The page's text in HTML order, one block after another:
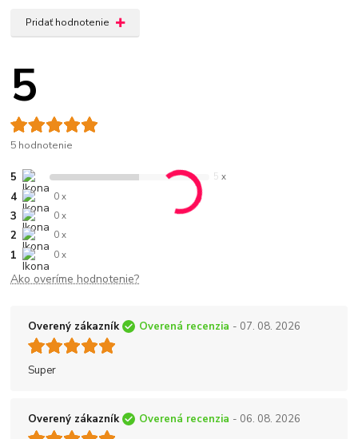
Pridať hodnotenie
5
5 hodnotenie
5 5 x
4 0 x
3 0 x
2 0 x
1 0 x
Ako overíme hodnotenie?
Overený zákazník Overená recenzia - 07. 08. 2026
Super
Overený zákazník Overená recenzia - 06. 08. 2026